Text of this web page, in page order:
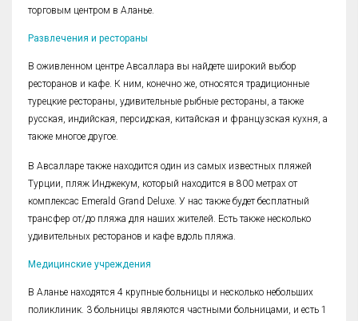
торговым центром в Аланье.
Развлечения и рестораны
В оживленном центре Авсаллара вы найдете широкий выбор
ресторанов и кафе. К ним, конечно же, относятся традиционные
турецкие рестораны, удивительные рыбные рестораны, а также
русская, индийская, персидская, китайская и французская кухня, а
также многое другое.
В Авсалларе также находится один из самых известных пляжей
Турции, пляж Инджекум, который находится в 800 метрах от
комплексас Emerald Grand Deluxe. У нас также будет бесплатный
трансфер от/до пляжа для наших жителей. Есть также несколько
удивительных ресторанов и кафе вдоль пляжа.
Медицинские учреждения
В Аланье находятся 4 крупные больницы и несколько небольших
поликлиник. 3 больницы являются частными больницами, и есть 1